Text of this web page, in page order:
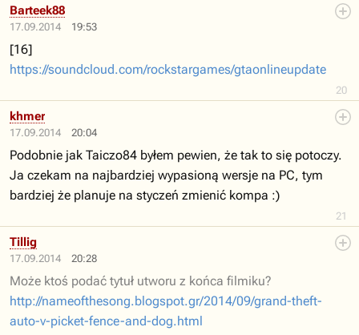
17.09.2014 19:53
20
Barteek88
[16]
https://soundcloud.com/rockstargames/gtaonlineupdate
17.09.2014 20:04
21
khmer
Podobnie jak Taiczo84 byłem pewien, że tak to się potoczy.
Ja czekam na najbardziej wypasioną wersje na PC, tym
bardziej że planuje na styczeń zmienić kompa :)
17.09.2014 20:28
Tillig
Może ktoś podać tytuł utworu z końca filmiku?
http://nameofthesong.blogspot.gr/2014/09/grand-theft-
auto-v-picket-fence-and-dog.html